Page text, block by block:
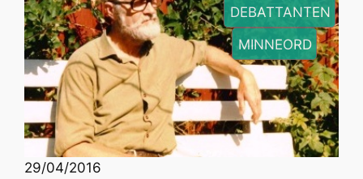
DEBATTANTEN
, MINNEORD
29/04/2016